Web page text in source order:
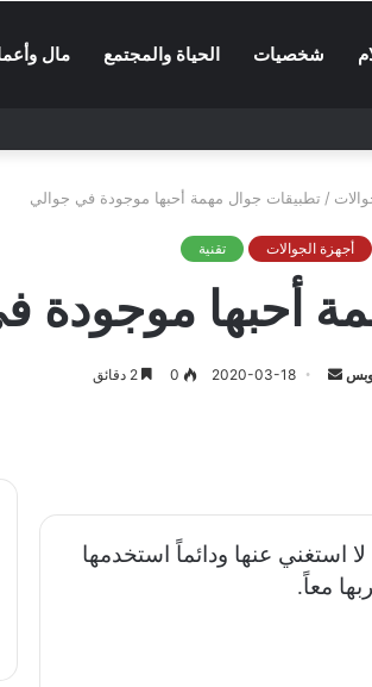
شخصيات الحياة والمجتمع مال
/ تطبيقات جوال مهمة أحبها موجودة في جوالي
أجهزة الجوالات تقنية
أحبها موجودة
أرسل2020-03-18
0 2 دقائق
استغني عنها ودائماً استخدمها
معاً.